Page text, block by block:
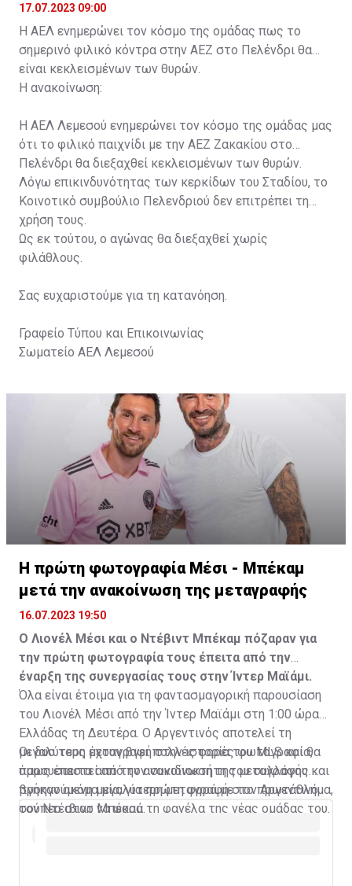
17.07.2023 09:00
Η ΑΕΛ ενημερώνει τον κόσμο της ομάδας πως το
σημερινό φιλικό κόντρα στην ΑΕΖ στο Πελένδρι θα
είναι κεκλεισμένων των θυρών.
Η ανακοίνωση:
Η ΑΕΛ Λεμεσού ενημερώνει τον κόσμο της ομάδας μας
ότι το φιλικό παιχνίδι με την ΑΕΖ Ζακακίου στο
Πελένδρι θα διεξαχθεί κεκλεισμένων των θυρών.
Λόγω επικινδυνότητας των κερκίδων του Σταδίου, το
Κοινοτικό συμβούλιο Πελενδριού δεν επιτρέπει τη
χρήση τους.
Ως εκ τούτου, ο αγώνας θα διεξαχθεί χωρίς
φιλάθλους.
Σας ευχαριστούμε για τη κατανόηση.
Γραφείο Τύπου και Επικοινωνίας
Σωματείο ΑΕΛ Λεμεσού
Η πρώτη φωτογραφία Μέσι - Μπέκαμ
μετά την ανακοίνωση της μεταγραφής
16.07.2023 19:50
Ο Λιονέλ Μέσι και ο Ντέβιντ Μπέκαμ πόζαραν για
την πρώτη φωτογραφία τους έπειτα από την
έναρξη της συνεργασίας τους στην Ίντερ Μαϊάμι.
Όλα είναι έτοιμα για τη φαντασμαγορική παρουσίαση
του Λιονέλ Μέσι από την Ίντερ Μαϊάμι στη 1:00 ώρα
Ελλάδας τη Δευτέρα. Ο Αργεντινός αποτελεί τη
μεγαλύτερη μεταγραφή στην ιστορία του MLS και θα
παρουσιαστεί από τον συνιδιοκτήτη του συλλόγου και
προηγούμενη μεγαλύτερη μεταγραφή στο πρωτάθλημα,
τον Ντέιβιντ Μπέκαμ.
Οι δυο τους έχουν βγει πολλές φορές φωτογραφία,
όμως έπειτα από την ανακοίνωση της μεταγραφής
βγήκαν ακόμα μία, για πρώτη φορά με τον Αργεντινό
σούπερ σταρ να φορά τη φανέλα της νέας ομάδας του.